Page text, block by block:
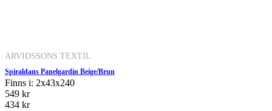
ARVIDSSONS TEXTIL
Spiraldans Panelgardin Beige/Brun
Finns i: 2x43x240
549 kr
434 kr